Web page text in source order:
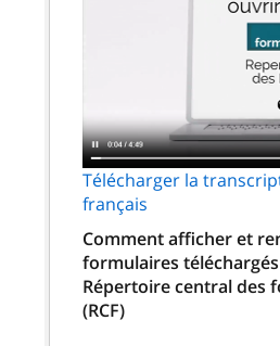
Télécharger la
français
Comment afficher et
formulaires
Répertoire central des
(RCF)